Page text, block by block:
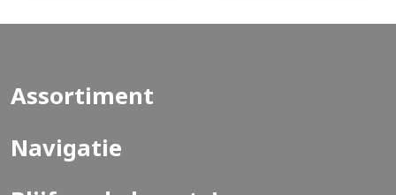
Assortiment
Navigatie